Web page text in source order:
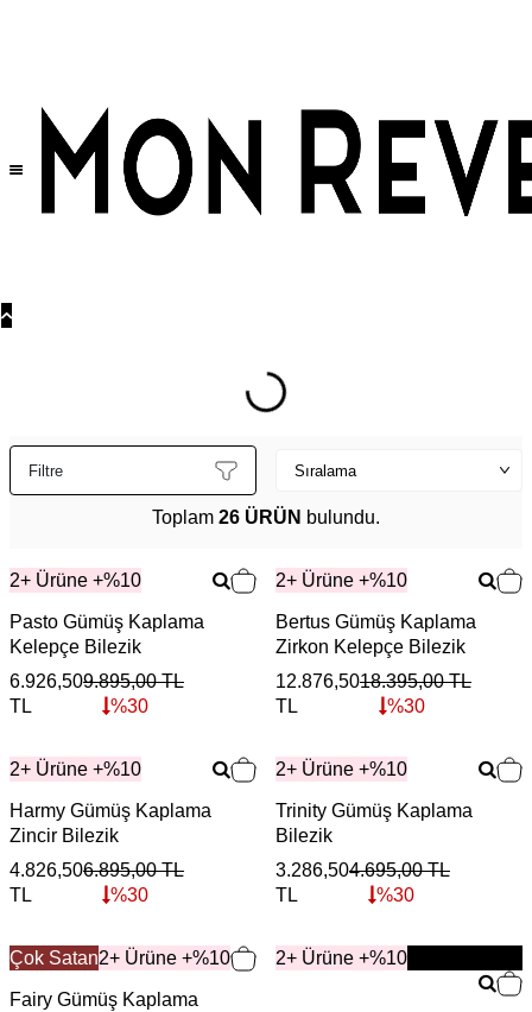
Filtre
Toplam 26 ÜRÜN bulundu.
2+ Ürüne +%10
Pasto Gümüş Kaplama
Kelepçe Bilezik
6.926,50
TL
9.895,00TL
%30
2+ Ürüne +%10
Bertus Gümüş Kaplama
Zirkon Kelepçe Bilezik
12.876,50
TL
18.395,00TL
%30
2+ Ürüne +%10
Harmy Gümüş Kaplama
Zincir Bilezik
4.826,50
TL
6.895,00TL
%30
2+ Ürüne +%10
Trinity Gümüş Kaplama
Bilezik
3.286,50
TL
4.695,00TL
%30
Çok Satan2+ Ürüne +%10
Fairy Gümüş Kaplama
2+ Ürüne +%10
YENİ